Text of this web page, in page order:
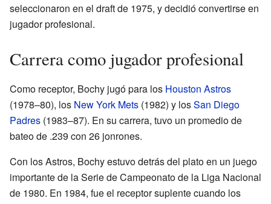
seleccionaron en el draft de 1975, y decidió convertirse en
jugador profesional.
Carrera como jugador profesional
Como receptor, Bochy jugó para los Houston Astros
(1978–80), los New York Mets (1982) y losSan Diego
Padres (1983–87). En su carrera, tuvo un promedio de
bateo de .239 con 26 jonrones.
Con los Astros, Bochy estuvo detrás del plato en un juego
importante de la Serie de Campeonato de la Liga Nacional
de 1980. En 1984, fue el receptor suplente cuando los